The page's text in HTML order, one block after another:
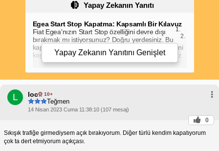
Yapay Zekanın Yanıtı
Egea Start Stop Kapatma: Kapsamlı Bir Kılavuz
Fiat Egea'nızın Start Stop özelliğini devre dışı
bırakmak mı istiyorsunuz? Doğru yerdesiniz. Bu
kapsamlı kılavuzumuzda, Egea Start Stop sistemini
kapatma adımlarını ve olası nedenleri ele alacağız.
Egea Start Stop Sistemi Nedir?
Start Stop sistemi, yakıt tasarrufu sağlamak için
tasarlanmıştır. Motor rölantideyken (örneğin trafik
sürücü gaza bastığında motoru yeniden çalıştırır.
Egea Start Stop Kapatma Adımları:
Gösterge Panelindeki Düğmeyi Kullanın:
bulunur. Bu düğmeye basın ve sistem devre
dışı kalacaktır.
Akü Zayıf:Start Stop
Yapay Zekanın Yanıtını Genişlet
L loc 10+
Teğmen
14 Nisan 2023 Cuma 11:38:10 (107 mesaj)
0
Sıkışık trafiğe girmediysem açık bırakıyorum. Diğer türlü kendim kapatıyorum
çok ta dert etmiyorum açıkçası.